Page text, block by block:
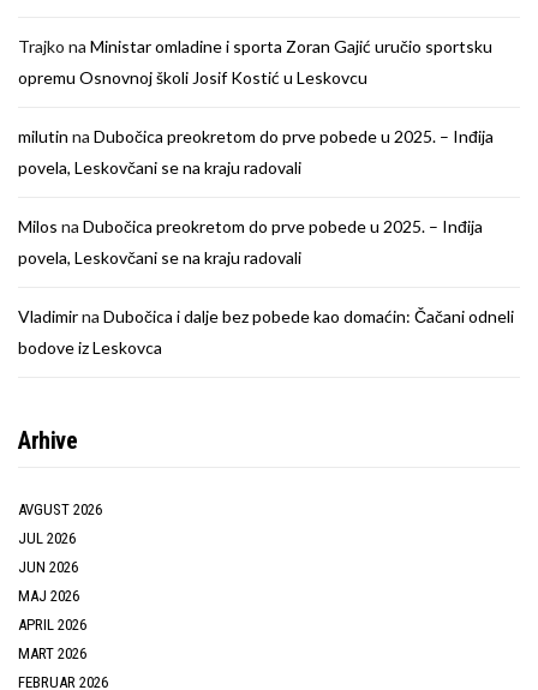
Trajko na Ministar omladine i sporta Zoran Gajić uručio sportsku
opremu Osnovnoj školi Josif Kostić u Leskovcu
milutin na Dubočica preokretom do prve pobede u 2025. – Inđija
povela, Leskovčani se na kraju radovali
Milos na Dubočica preokretom do prve pobede u 2025. – Inđija
povela, Leskovčani se na kraju radovali
Vladimirna Dubočica i dalje bez pobede kao domaćin: Čačani odneli
bodove iz Leskovca
Arhive
AVGUST 2026
JUL 2026
JUN 2026
MAJ 2026
APRIL 2026
MART 2026
FEBRUAR 2026